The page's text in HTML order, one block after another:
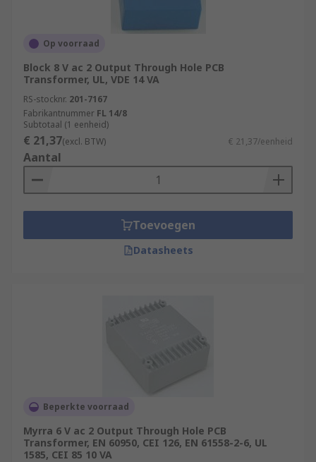
Op voorraad
Block 8 V ac 2 Output Through Hole PCB
Transformer, UL, VDE 14 VA
RS-stocknr. 201-7167
Fabrikantnummer FL 14/8
Subtotaal (1 eenheid)
€ 21,37(excl. BTW) € 21,37/eenheid
Aantal
Toevoegen
Datasheets
Beperkte voorraad
Myrra 6 V ac 2 Output Through Hole PCB
Transformer, EN 60950, CEI 126, EN 61558-2-6, UL
1585, CEI 85 10 VA